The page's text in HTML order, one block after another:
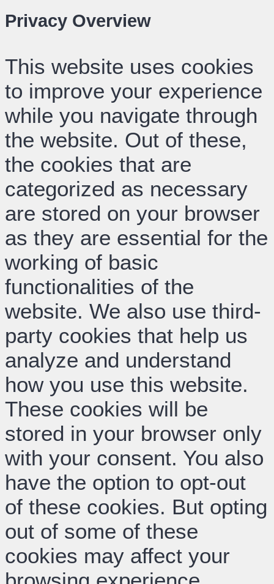
Privacy Overview
This website uses cookies
to improve your experience
while you navigate through
the website. Out of these,
the cookies that are
categorized as necessary
are stored on your browser
as they are essential for the
working of basic
functionalities of the
website. We also use third-
party cookies that help us
analyze and understand
how you use this website.
These cookies will be
stored in your browser only
with your consent. You also
have the option to opt-out
of these cookies. But opting
out of some of these
cookies may affect your